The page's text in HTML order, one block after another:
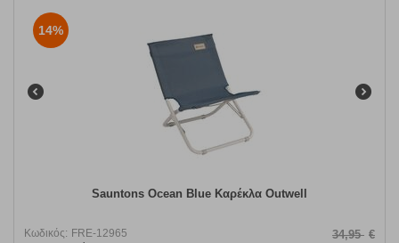
14%
Sauntons Ocean Blue Καρέκλα Outwell
Κωδικός: FRE-12965
34,95 €